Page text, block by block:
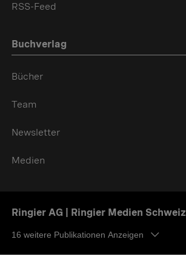
RSS-Feed
Buchverlag
Bücher
Team
Newsletter
Medien
Ringier AG | Ringier Medien Schweiz
16 weitere Publikationen Anzeigen